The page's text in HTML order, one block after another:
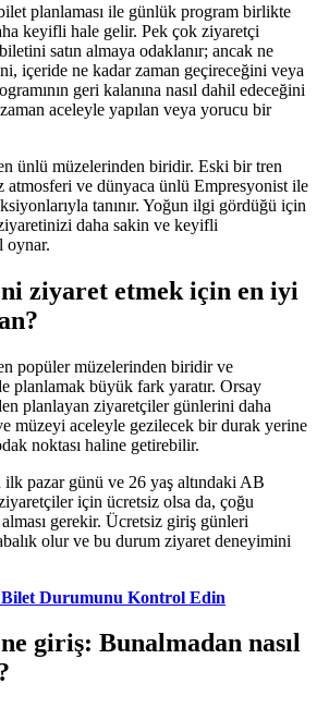
planlaması ile günlük program birlikte
keyifli hale gelir. Pek çok ziyaretçi
satın almaya odaklanır; ancak ne
içeride ne kadar zaman geçireceğini veya
geri kalanına nasıl dahil edeceğini
aceleyle yapılan veya yorucu bir
ünlü müzelerinden biridir. Eski bir tren
atmosferi ve dünyaca ünlü Empresyonist ile
tanınır. Yoğun ilgi gördüğü için
daha sakin ve keyifli
oynar.
ziyaret etmek için en iyi
popüler müzelerinden biridir ve
planlamak büyük fark yaratır. Orsay
planlayan ziyaretçiler günlerini daha
müzeyi aceleyle gezilecek bir durak yerine
noktası haline getirebilir.
ilk pazar günü ve 26 yaş altındaki AB
için ücretsiz olsa da, çoğu
gerekir. Ücretsiz giriş günleri
olur ve bu durum ziyaret deneyimini
Bilet Durumunu Kontrol Edin
giriş: Bunalmadan nasıl